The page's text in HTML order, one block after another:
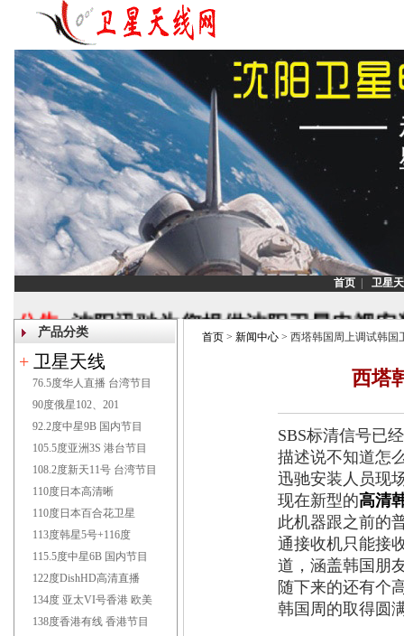
首页| 卫星
公告:沈阳迅驰为您提供沈阳卫星电视
调试,沈阳安装卫星天线,沈阳安装
联系电
产品分类
+ 卫星天线
76.5度华人直播 台湾节目
90度俄星102、201
92.2度中星9B 国内节目
105.5度亚洲3S 港台节目
108.2度新天11号 台湾节目
110度日本高清晰
110度日本百合花卫星
113度韩星5号+116度
115.5度中星6B 国内节目
122度DishHD高清直播
134度 亚太VI号香港 欧美
138度香港有线 香港节目
首页 > 新闻中心 > 西塔韩国周上调试韩国
西塔
SBS标清信号已
描述说不知道怎
迅驰安装人员现
现在新型的高清
此机器跟之前的
通接收机只能接
道，涵盖韩国朋
随下来的还有个
韩国周的取得圆